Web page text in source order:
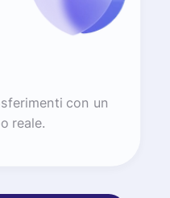
con un
reale.